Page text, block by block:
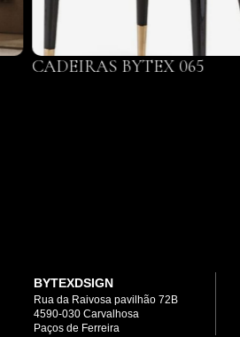
CADEIRAS BYTEX 065
BYTEXDSIGN
Rua da Raivosa pavilhão 72B
4590-030 Carvalhosa
Paços de Ferreira